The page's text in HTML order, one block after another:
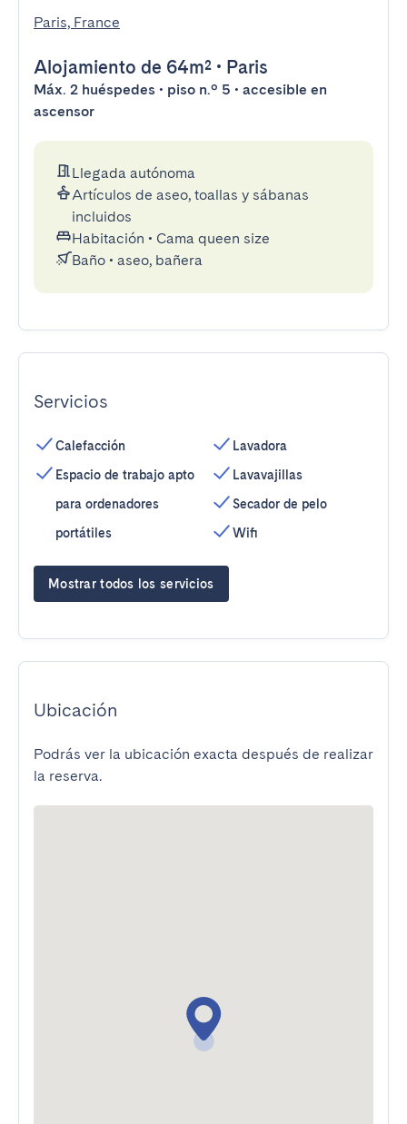
Paris, France
Alojamiento de 64m² • Paris
Máx. 2 huéspedes • piso n.º 5 • accesible en
ascensor
Llegada autónoma
Artículos de aseo, toallas y sábanas
incluidos
Habitación • Cama queen size
Baño • aseo, bañera
Servicios
Calefacción
Espacio de trabajo apto
para ordenadores
portátiles
Lavadora
Lavavajillas
Secador de pelo
Wifi
Mostrar todos los servicios
Ubicación
Podrás ver la ubicación exacta después de realizar
la reserva.